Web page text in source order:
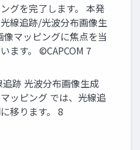
グを完了します。 本発
線追跡/光波分布画像生
マッピングに焦点を当
ます。 ©CAPCOM 7
跡 光波分布画像生成
ッピング では、光線追
移ります。 8